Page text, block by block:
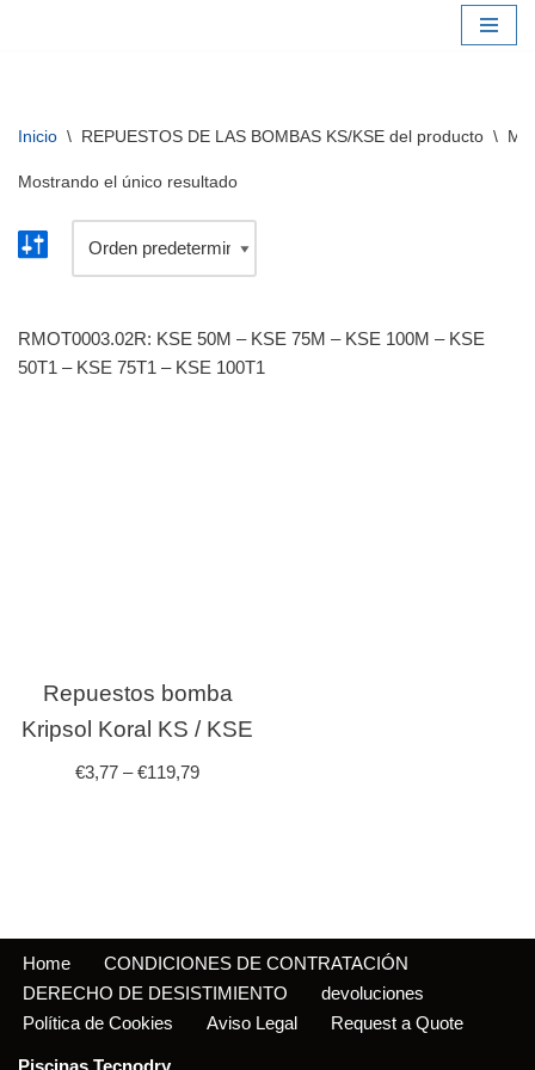
Inicio \ REPUESTOS DE LAS BOMBAS KS/KSE del producto \
Mostrando el único resultado
RMOT0003.02R: KSE 50M – KSE 75M – KSE 100M – KSE
50T1 – KSE 75T1 – KSE 100T1
Repuestos bomba
Kripsol Koral KS / KSE
€3,77 –€119,79
Home
CONDICIONES DE CONTRATACIÓN
DERECHO DE DESISTIMIENTO
devoluciones
Política de Cookies
Aviso Legal Request a Quote